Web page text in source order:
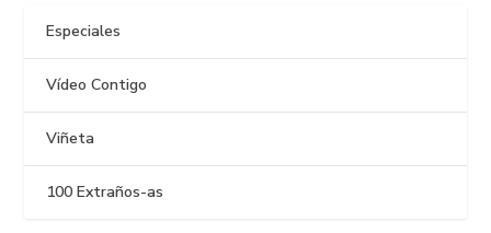
Especiales
Vídeo Contigo
Viñeta
100 Extraños-as